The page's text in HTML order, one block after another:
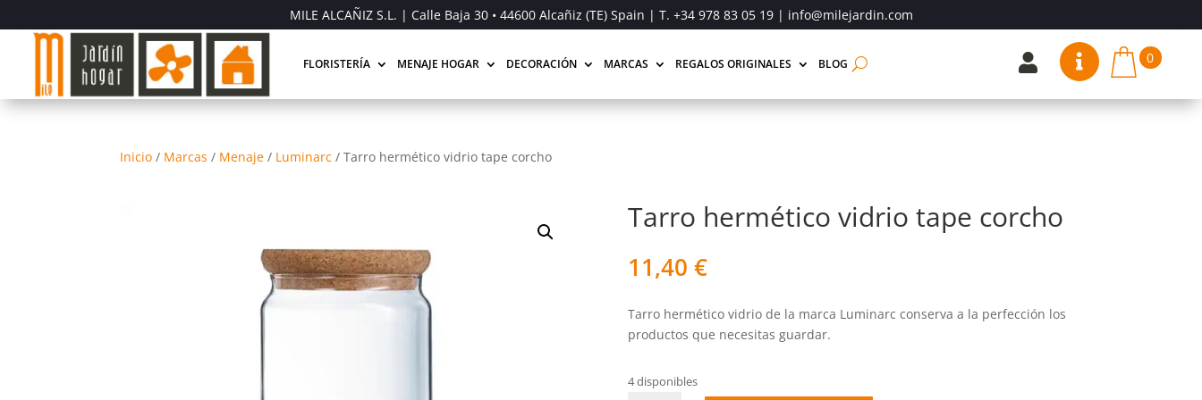
MILE ALCAÑIZ S.L. | Calle Baja 30 • 44600 Alcañiz (TE) Spain | T. +34 978 83 05 19| info@milejardin.com
FLORISTERÍA MENAJE HOGAR DECORACIÓN MARCAS REGALOS ORIGINALES BLOG   0
Inicio / Marcas / Menaje / Luminarc /Tarro hermético vidrio tape corcho
Tarro hermético vidrio tape corcho
11,40 €
Tarro hermético vidrio de la marca Luminarc conserva a la perfección los
productos que necesitas guardar.
4 disponibles